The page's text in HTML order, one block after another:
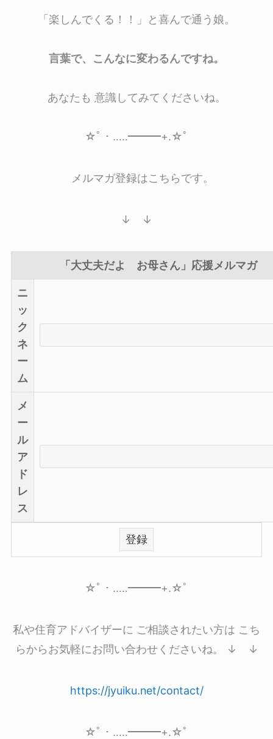
「楽しんでくる！！」と喜んで通う娘。
言葉で、こんなに変わるんですね。
あなたも 意識してみてくださいね。
☆ﾟ・‥…━━━+.☆ﾟ
メルマガ登録はこちらです。
↓ ↓
「大丈夫だよ お母さん」応援メルマガ
ニ
ッ
ク
ネ
ー
ム
メ
ー
ル
ア
ド
レ
ス
☆ﾟ・‥…━━━+.☆ﾟ
私や住育アドバイザーに ご相談されたい方は こち
らからお気軽にお問い合わせくださいね。 ↓ ↓
https://jyuiku.net/contact/
☆ﾟ・‥…━━━+.☆ﾟ